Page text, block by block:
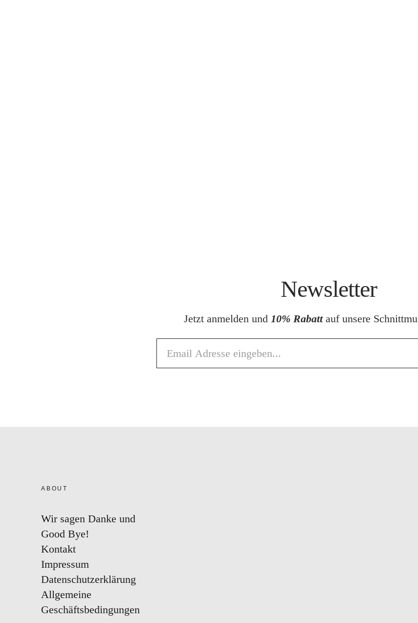
Newsletter
Jetzt anmelden und 10% Rabattauf unsere
ABOUT
Wir sagen Danke und
Good Bye!
Kontakt
Impressum
Datenschutzerklärung
Allgemeine
Geschäftsbedingungen